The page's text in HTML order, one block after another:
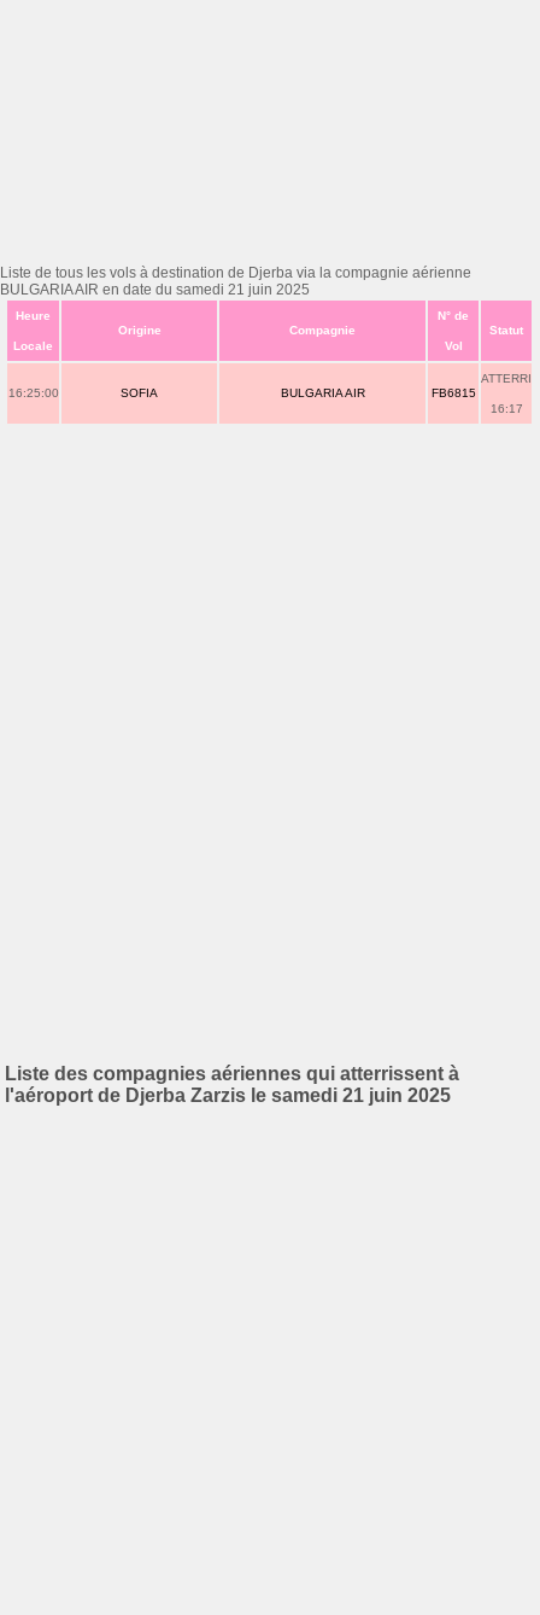
Liste de tous les vols à destination de Djerba via la compagnie aérienne
BULGARIA AIR en date du samedi 21 juin 2025
Heure
Locale
Origine Compagnie
N° de
Vol
Statut
16:25:00 SOFIA BULGARIA AIR FB6815
ATTERRI
16:17
Liste des compagnies aériennes qui atterrissent à
l'aéroport de Djerba Zarzis le samedi 21 juin 2025